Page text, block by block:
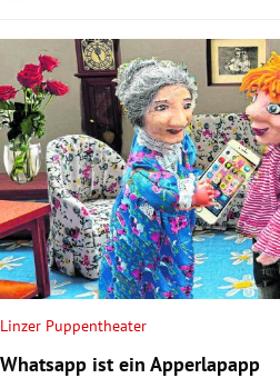
Linzer Puppentheater
Whatsapp ist ein Apperlapapp